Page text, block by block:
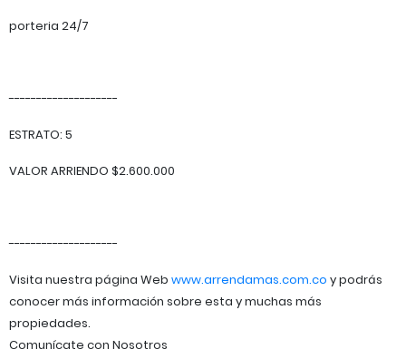
porteria 24/7
--------------------
ESTRATO: 5
VALOR ARRIENDO $2.600.000
--------------------
Visita nuestra página Web www.arrendamas.com.co y podrás
conocer más información sobre esta y muchas más
propiedades.
Comunícate con Nosotros